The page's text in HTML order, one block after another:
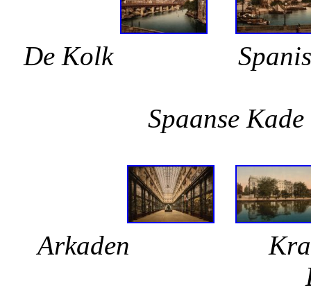
De Kolk
Arkaden